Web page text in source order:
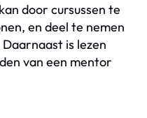
door cursussen te
en deel te nemen
is lezen
van een mentor